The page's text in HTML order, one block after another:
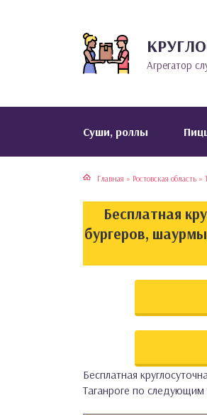
Агрегатор
Cуши, роллы
Главная » Ростовская область »
Бесплатная
бургеров,
Бесплатная
Таганроге по следующим
кухня